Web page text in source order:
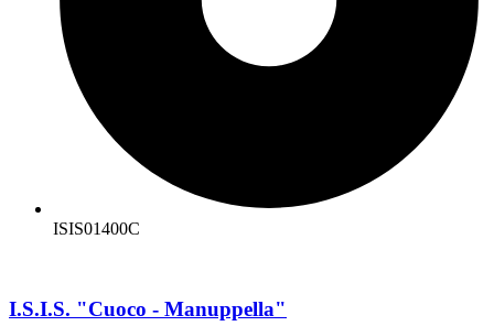
ISIS01400C
I.S.I.S. "Cuoco - Manuppella"